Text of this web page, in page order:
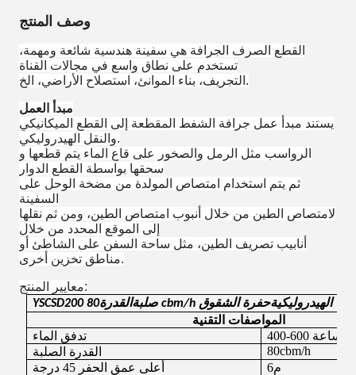
وصف المنتج
القطع الصرف الجرافة هي سفينة هندسية شائعة ومهمة،
تستخدم على نطاق واسع في مجالات القناة
التجريف، بناء الموانئ، استصلاح الأراضي، الخ.
مبدأ العمل
يستند مبدأ عمل جرافة الشفط المقطعة إلى القطع الميكانيكي
والنقل الهيدروليكي.
الرواسب مثل الرمل والصخور على قاع الماء يتم قطعها و
سحقها بواسطة القطع الدوار
ثم يتم استخدام امتصاص المولدة من مضخة الوحل على
السفينة
لامتصاص الطين من خلال أنبوب امتصاص الطين، ومن ثم نقلها
إلى الموقع المحدد من خلال
أنابيب تصريف الطين، مثل ساحة السفن على الشاطئ أو
مناطق تخزين أخرى.
معايير المنتج:
YSCSD200 صلبةالقدرة80 cbm/h الهيدروليكيةحفرة الشقوق
المواصفات التقنية
تدفق الماء
400-600
القدرة الصلبة
80cbm/h
أعلى عمق الحفر 45 درجة
6م